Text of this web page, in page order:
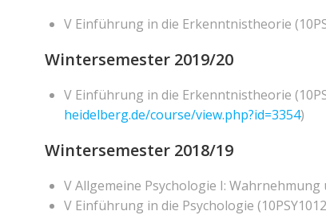
V Einführung in die Erkenntnistheorie
Wintersemester 2019/20
V Einführung in die Erkenntnistheorie
heidelberg.de/course/view.php?id=3354)
Wintersemester 2018/19
V Allgemeine Psychologie I: Wahrnehmung
V Einführung in die Psychologie